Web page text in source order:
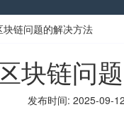
块链问题的解决方法
块链问
发布时间: 2025-09-